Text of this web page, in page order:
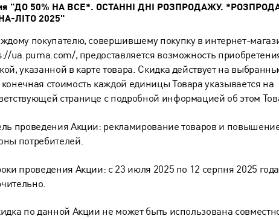
"ДО 50% НА ВСЕ*. ОСТАННІ ДНІ РОЗПРОДАЖУ.
ЛІТО 2025"
покупателю, совершившему покупку в интернет-
ua.puma.com/, предоставляется возможность
указанной в карте товара. Скидка действует на
конечная стоимость каждой единицы Товара указывается на
странице с подробной информацией об этом
проведения Акции: рекламирование товаров и
потребителей.
проведения Акции: с 23 июля 2025 по 12 серпня 2025 года
по данной Акции не может быть использована